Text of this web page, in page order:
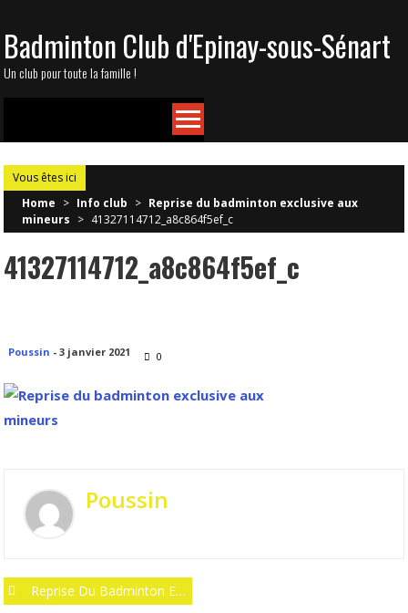
to
content
Badminton Club d'Epinay-sous-Sénart
Un club pour toute la famille !
Vous êtes ici
Home > Info club > Reprise du badminton exclusive aux
mineurs > 41327114712_a8c864f5ef_c
41327114712_a8c864f5ef_c
Poussin -3 janvier 2021 0
Poussin
PostReprise Du Badminton Exclusive Aux Mineurs